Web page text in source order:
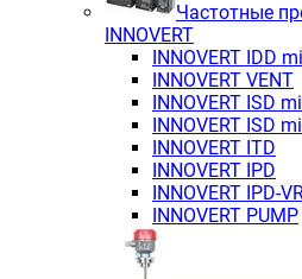
Частотные
INNOVERT
INNOVERT IDD
INNOVERT VENT
INNOVERT ISD
INNOVERT ISD
INNOVERT ITD
INNOVERT IРD
INNOVERT IРD-
INNOVERT PUMP